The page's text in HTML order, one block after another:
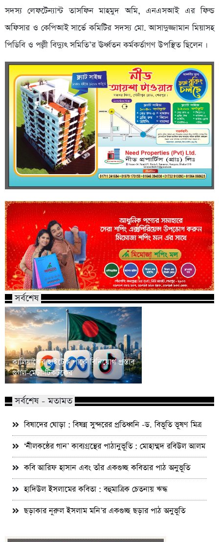
সদস্য লেফটেন্যান্ট তাসফিন মাহমুদ অমি, এনএসআই এর ফিল্ড
অফিসার ও কেপিআই সার্ভে কমিটির সদস্য মো. আসাদুজ্জামান মিয়াসহ
পিডিবি ও পল্লী বিদ্যুৎ সমিতি’র ঊর্ধ্বতন কর্মকর্তাগণ উপস্থিত ছিলেন ।
সর্বশেষ
কালিয়াকৈর হাইটেক পার্কে বিনিয়োগ প্রস্তাব
গুগল-মেটা-টিকটকের
সর্বশেষ - মতামত
বিষাদের ঘোড়া : বিষন্ন সুন্দরের প্রতিধ্বনি -ড. বিভূতি ভূষণ মিত্র
‘নীলকন্ঠের গান’ কাব্যগ্রন্থের পাঠানুভূতি : মোহাম্মদ রবিউল আলম
কবি আরিফ হাসান এবং তাঁর একগুচ্ছ কবিতার পাঠ অনুভূতি
হাদিউল ইসলামের কবিতা : বহুমাত্রিক চেতনায় ঋদ্ধ
ছড়াকার নূরুল ইসলাম মনি’র একগুচ্ছ ছড়ার পাঠ অনুভূতি